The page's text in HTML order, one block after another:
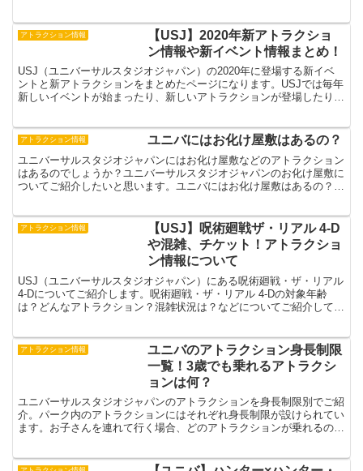
アトラクション情報
【USJ】2020年新アトラクショ
ン情報や新イベント情報まとめ！
USJ（ユニバーサルスタジオジャパン）の2020年に登場する新イベ
ントと新アトラクションをまとめたページになります。USJでは毎年
新しいイベントが始まったり、新しいアトラクションが登場したりと
アトラクション情報 ユニバにはお化け屋敷はあるの？
ユニバーサルスタジオジャパンにはお化け屋敷などのアトラクション
はあるのでしょうか？ユニバーサルスタジオジャパンのお化け屋敷に
ついてご紹介したいと思います。ユニバにはお化け屋敷はあるの？ユ
アトラクション情報
【USJ】呪術廻戦ザ・リアル 4-D
や混雑、チケット！アトラクショ
ン情報について
USJ（ユニバーサルスタジオジャパン）にある呪術廻戦・ザ・リアル
4-Dについてご紹介します。呪術廻戦・ザ・リアル 4-Dの対象年齢
は？どんなアトラクション？混雑状況は？などについてご紹介してい
アトラクション情報
ユニバのアトラクション身長制限
一覧！3歳でも乗れるアトラクシ
ョンは何？
ユニバーサルスタジオジャパンのアトラクションを身長制限別でご紹
介。パーク内のアトラクションにはそれぞれ身長制限が設けられてい
ます。お子さんを連れて行く場合、どのアトラクションが乗れるの？